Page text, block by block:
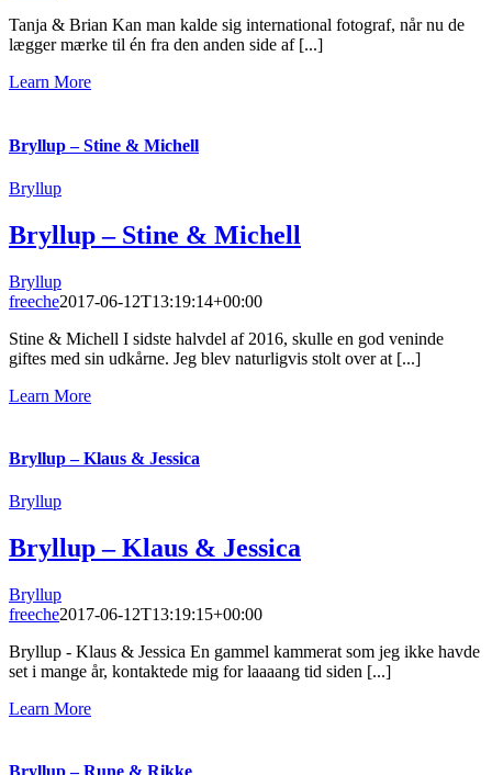
Tanja & Brian Kan man kalde sig international fotograf, når nu de
lægger mærke til én fra den anden side af [...]
Learn More
Bryllup – Stine & Michell
Bryllup
Bryllup – Stine & Michell
Bryllup
freeche2017-06-12T13:19:14+00:00
Stine & Michell I sidste halvdel af 2016, skulle en god veninde
giftes med sin udkårne. Jeg blev naturligvis stolt over at [...]
Learn More
Bryllup – Klaus & Jessica
Bryllup
Bryllup – Klaus & Jessica
Bryllup
freeche2017-06-12T13:19:15+00:00
Bryllup - Klaus & Jessica En gammel kammerat som jeg ikke havde
set i mange år, kontaktede mig for laaaang tid siden [...]
Learn More